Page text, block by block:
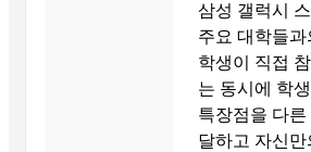
삼성 갤럭시
주요 대학들과
학생이 직접
는 동시에 학
특장점을 다른
달하고 자신